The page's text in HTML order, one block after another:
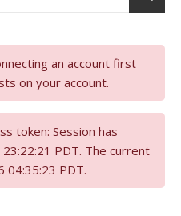
an account first
on your account.
token: Session has
PDT. The current
04:35:23 PDT.